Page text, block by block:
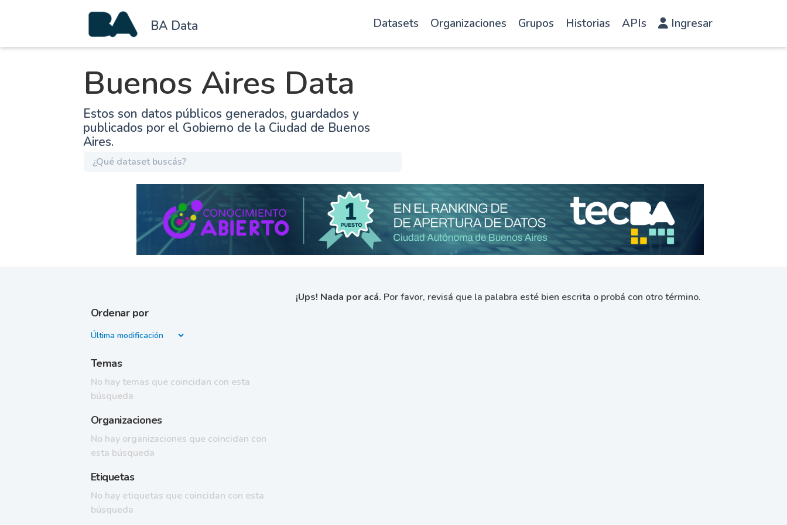
BA Data Datasets Organizaciones Grupos Historias APIs Ingresar
Buenos Aires Data
Estos son datos públicos generados, guardados y
publicados por el Gobierno de la Ciudad de Buenos
Aires.
Ordenar por
Temas
No hay temas que coincidan con esta
búsqueda
Organizaciones
No hay organizaciones que coincidan con
esta búsqueda
Etiquetas
No hay etiquetas que coincidan con esta
búsqueda
¡Ups! Nada por acá. Por favor, revisá que la palabra esté bien escrita o probá con otro término.